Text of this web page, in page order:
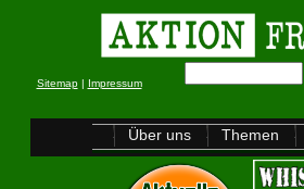
Sitemap| Impressum
Über uns Themen